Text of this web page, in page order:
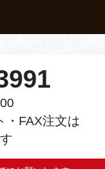
・FAX注文は